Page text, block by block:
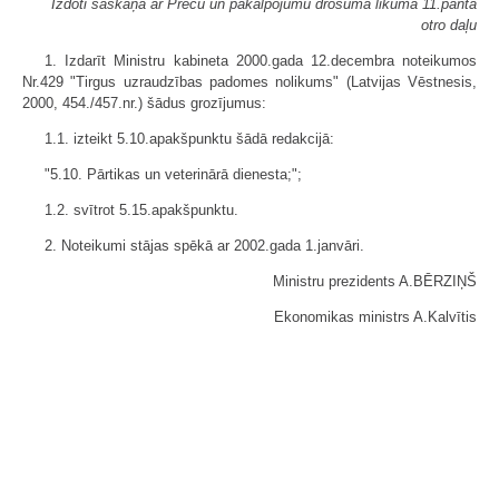
Izdoti saskaņā ar Preču un pakalpojumu drošuma likuma 11.panta
otro daļu
1. Izdarīt Ministru kabineta 2000.gada 12.decembra noteikumos
Nr.429 "Tirgus uzraudzības padomes nolikums" (Latvijas Vēstnesis,
2000, 454./457.nr.) šādus grozījumus:
1.1. izteikt 5.10.apakšpunktu šādā redakcijā:
"5.10. Pārtikas un veterinārā dienesta;";
1.2. svītrot 5.15.apakšpunktu.
2. Noteikumi stājas spēkā ar 2002.gada 1.janvāri.
Ministru prezidents A.BĒRZIŅŠ
Ekonomikas ministrs A.Kalvītis